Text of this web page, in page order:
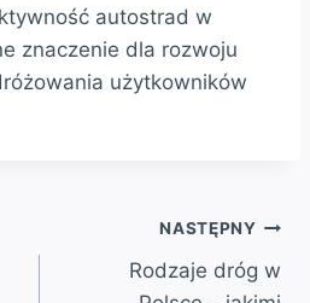
autostrad w
znaczenie dla rozwoju
użytkowników
NASTĘPNY
Rodzaje dróg w